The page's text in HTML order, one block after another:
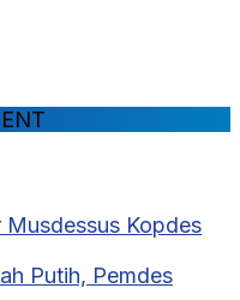
Musdessus Kopdes
Putih, Pemdes